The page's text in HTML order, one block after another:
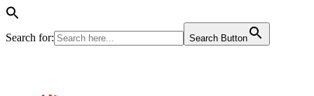
Search for: Search Button